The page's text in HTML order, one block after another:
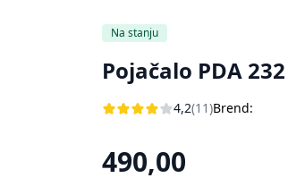
Na stanju
Pojačalo PDA 232
4,2(11)Brend:
490,00